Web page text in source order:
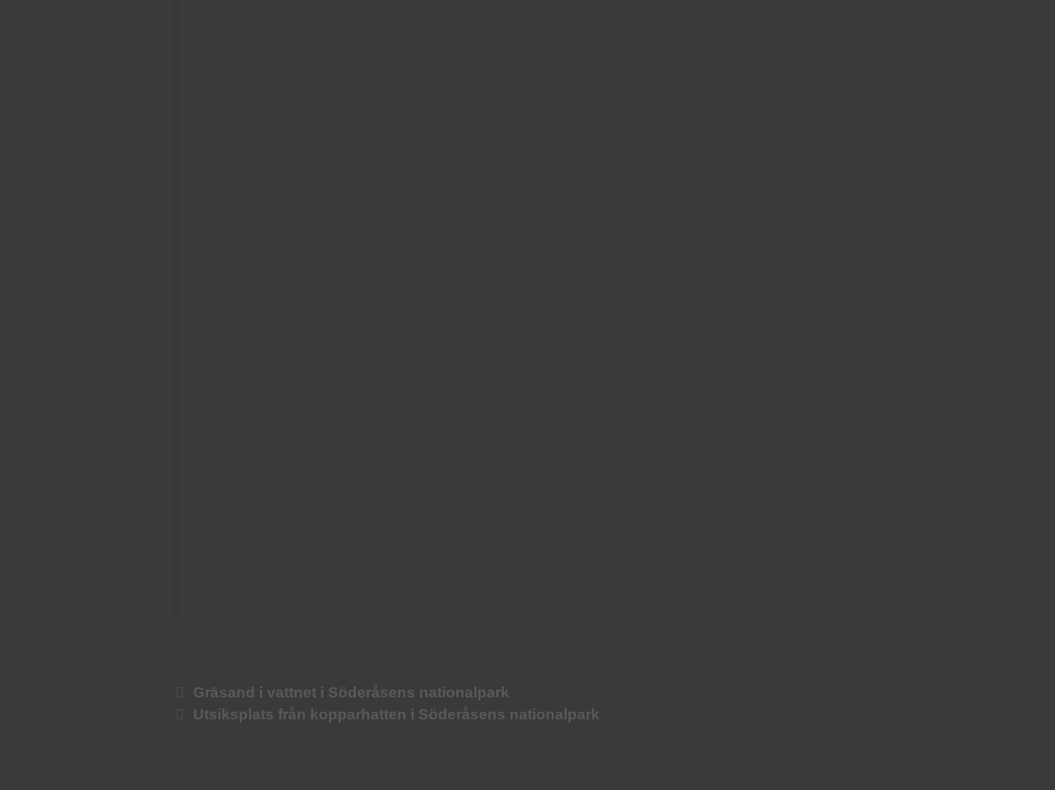
Gräsand i vattnet i Söderåsens nationalpark
Utsiksplats från kopparhatten i Söderåsens nationalpark